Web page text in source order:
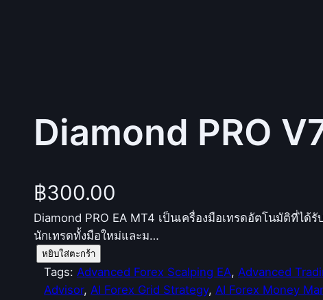
Diamond PRO
฿300.00
Diamond PRO EA MT4 เป็นเครื่องมือเทรดอัตโนมัติที่ได้
นักเทรดทั้งมือใหม่และม…
จำหยิบใส่ตะกร้า
Tags: Advanced Forex Scalping EA, Advanced
Advisor, AI Forex Grid Strategy, AI Forex Money